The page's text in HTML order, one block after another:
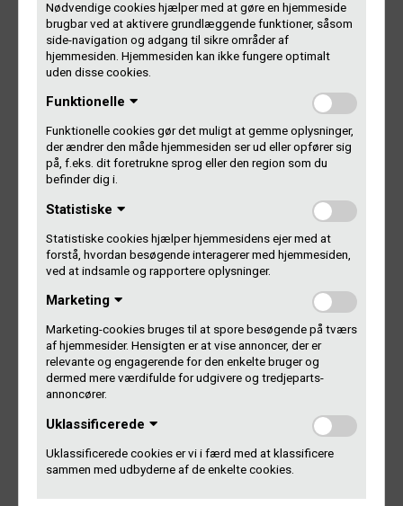
Nødvendige cookies hjælper med at gøre en hjemmeside
brugbar ved at aktivere grundlæggende funktioner, såsom
side-navigation og adgang til sikre områder af
hjemmesiden. Hjemmesiden kan ikke fungere optimalt
uden disse cookies.
Funktionelle
Funktionelle cookies gør det muligt at gemme oplysninger,
der ændrer den måde hjemmesiden ser ud eller opfører sig
på, f.eks. dit foretrukne sprog eller den region som du
befinder dig i.
Statistiske
Statistiske cookies hjælper hjemmesidens ejer med at
forstå, hvordan besøgende interagerer med hjemmesiden,
ved at indsamle og rapportere oplysninger.
Marketing
Marketing-cookies bruges til at spore besøgende på tværs
af hjemmesider. Hensigten er at vise annoncer, der er
relevante og engagerende for den enkelte bruger og
dermed mere værdifulde for udgivere og tredjeparts-
annoncører.
Uklassificerede
Uklassificerede cookies er vi i færd med at klassificere
sammen med udbyderne af de enkelte cookies.
end at vente og være lidt tålmodig.
Du er ikke blevet spillet på en af de radio-/tv-kanaler, vi
får rapportering fra. Vi registrerer først studielisten, når
der er Gramex-penge i det for rettighedshaverne. Det er
der, når en af sangene på udgivelsen er blevet spillet på
en af de radio-/tv-kanaler, der rapporterer til os, hvilken
musik de spiller. Du kan se dem her:Hvad udbetaler vi
for?
Pladeselskabet eller producenten bag har ikke sendt os
en studieliste. Prøv at spørge dem pænt, om de har
husket det, og om du er med på studielisten. De får
heller ingen Gramex-penge uden en studieliste. Send
dem det her link:Anmeld din udgivelse på en studieliste
Det er din egen udgivelse. Og du anede ikke, at du skulle
sende os en studieliste. Gør det. Det tager sjældent
mere end 5 minutter.Guide til dig, der selv udgiver musik
Det er en udenlandsk udgivelse. I så fald skal du selv
studielister ind fra danske producenter på danske
udgivelser.Læs mere her